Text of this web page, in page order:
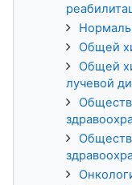
Общей
Общей
лучевой